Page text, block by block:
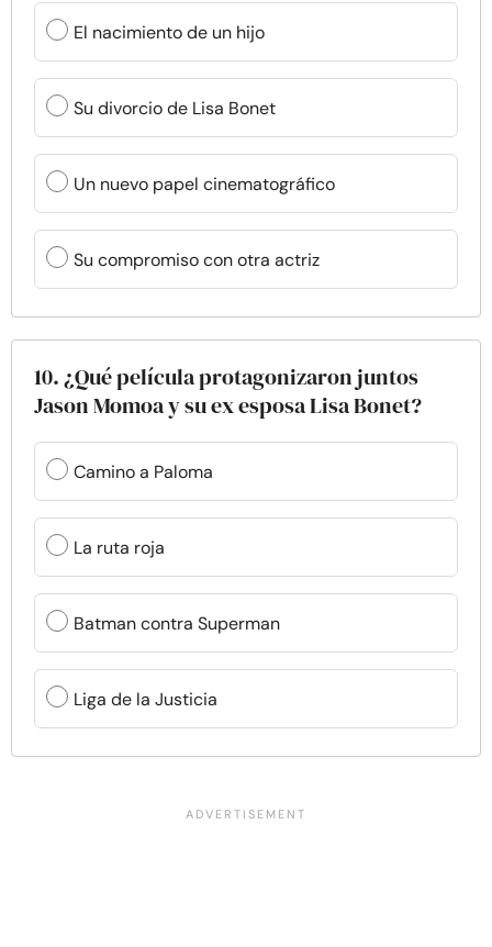
El nacimiento de un hijo
Su divorcio de Lisa Bonet
Un nuevo papel cinematográfico
Su compromiso con otra actriz
10. ¿Qué película protagonizaron juntos
Jason Momoa y su ex esposa Lisa Bonet?
Camino a Paloma
La ruta roja
Batman contra Superman
Liga de la Justicia